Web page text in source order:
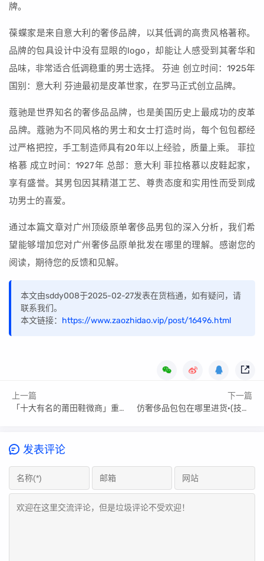
牌。
葆蝶家是来自意大利的奢侈品牌，以其低调的高贵风格著称。
品牌的包具设计中没有显眼的logo，却能让人感受到其奢华和
品味，非常适合低调稳重的男士选择。 芬迪 创立时间：1925年
国别：意大利 芬迪最初是皮革世家，在罗马正式创立品牌。
蔻驰是世界知名的奢侈品品牌，也是美国历史上最成功的皮革
品牌。蔻驰为不同风格的男士和女士打造时尚，每个包包都经
过严格把控，手工制造师具有20年以上经验，质量上乘。 菲拉
格慕 成立时间：1927年 总部：意大利 菲拉格慕以皮鞋起家，
享有盛誉。其男包因其精湛工艺、尊贵态度和实用性而受到成
功男士的喜爱。
通过本篇文章对广州顶级原单奢侈品男包的深入分析，我们希
望能够增加您对广州奢侈品原单批发在哪里的理解。感谢您的
阅读，期待您的反馈和见解。
本文由sddy008于2025-02-27发表在货档通，如有疑问，请
联系我们。
本文链接： https://www.zaozhidao.vip/post/16496.html
上一篇
「十大有名的莆田鞋微商」重要知识点藏在这里
下一篇
仿奢侈品包包在哪里进货·(技巧+误区)
发表评论